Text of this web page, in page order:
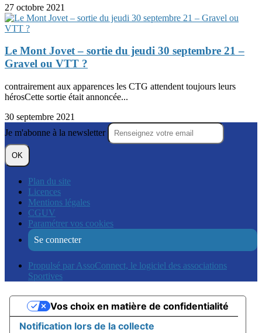
27 octobre 2021
Le Mont Jovet – sortie du jeudi 30 septembre 21 –
Gravel ou VTT ?
contrairement aux apparences les CTG attendent toujours leurs
hérosCette sortie était annoncée...
30 septembre 2021
Je m'abonne à la newsletter
OK
Plan du site
Licences
Mentions légales
CGUV
Paramétrer vos cookies
Se connecter
Propulsé par AssoConnect, le logiciel des associations
Sportives
Notification lors de la collecte
Vos choix en matière de confidentialité